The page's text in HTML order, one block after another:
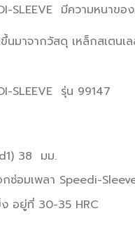
SLEEVE มีความหนาข
ขึ้นมาจากวัสดุ เหล็กสเตน
SLEEVE รุ่น 99147
38 มม.
ซ่อมเพลา Speedi-
อยู่ที่ 30-35 HRC